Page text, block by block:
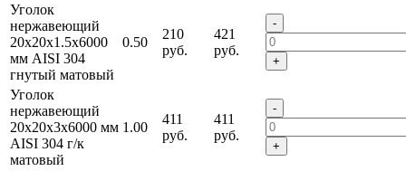
Уголок
нержавеющий
20х20х1.5х6000
мм AISI 304
гнутый матовый
0.50
210
руб.
421
руб.
-
+
Уголок
нержавеющий
20х20х3х6000 мм
AISI 304 г/к
матовый
1.00
411
руб.
411
руб.
-
+